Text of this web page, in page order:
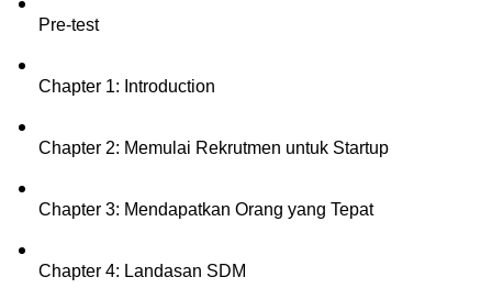
Pre-test
Chapter 1: Introduction
Chapter 2: Memulai Rekrutmen untuk Startup
Chapter 3: Mendapatkan Orang yang Tepat
Chapter 4: Landasan SDM